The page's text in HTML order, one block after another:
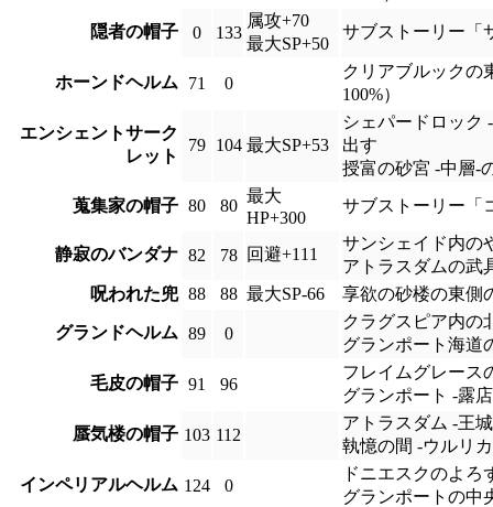
隠者の帽子 0 133
属攻+70
最大SP+50
サブストーリー「
ホーンドヘルム 71 0
クリアブルックの
100%）
エンシェントサーク
レット
79 104 最大SP+53
シェパードロック
出す
授富の砂宮 -中層-
蒐集家の帽子 80 80
最大
HP+300
サブストーリー「
静寂のバンダナ 82 78 回避+111
サンシェイド内の
アトラスダムの武
呪われた兜 88 88 最大SP-66 享欲の砂楼の東側
グランドヘルム 89 0
クラグスピア内の
グランポート海道
毛皮の帽子 91 96
フレイムグレース
グランポート -露
蜃気楼の帽子 103 112
アトラスダム -王
執憶の間 -ウルリ
インペリアルヘルム 124 0
ドニエスクのよろ
グランポートの中